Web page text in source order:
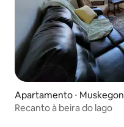
Apartamento ⋅ Muskegon
Recanto à beira do lago